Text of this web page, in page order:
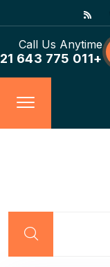
Call Us Anytime
+011 775 643 21